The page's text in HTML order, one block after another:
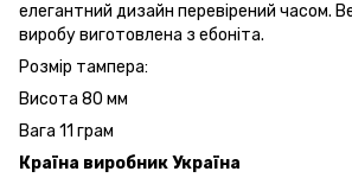
елегантний дизайн перевірений часом.
виробу виготовлена з ебоніта.
Розмір тампера:
Висота 80 мм
Вага 11 грам
Країна виробник Україна